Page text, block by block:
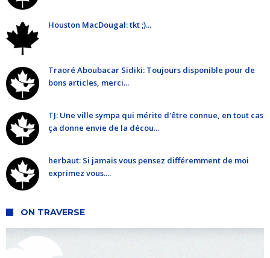
Houston MacDougal: tkt ;)...
Traoré Aboubacar Sidiki: Toujours disponible pour de
bons articles, merci...
TJ: Une ville sympa qui mérite d'être connue, en tout cas
ça donne envie de la décou...
herbaut: Si jamais vous pensez différemment de moi
exprimez vous....
ON TRAVERSE